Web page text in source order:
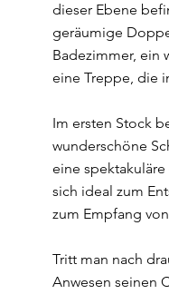
dieser Ebene
geräumige
Badezimmer, ein
eine Treppe, die
Im ersten Stock
wunderschöne
eine spektakuläre
sich ideal zum
zum Empfang
Tritt man nach
Anwesen seinen